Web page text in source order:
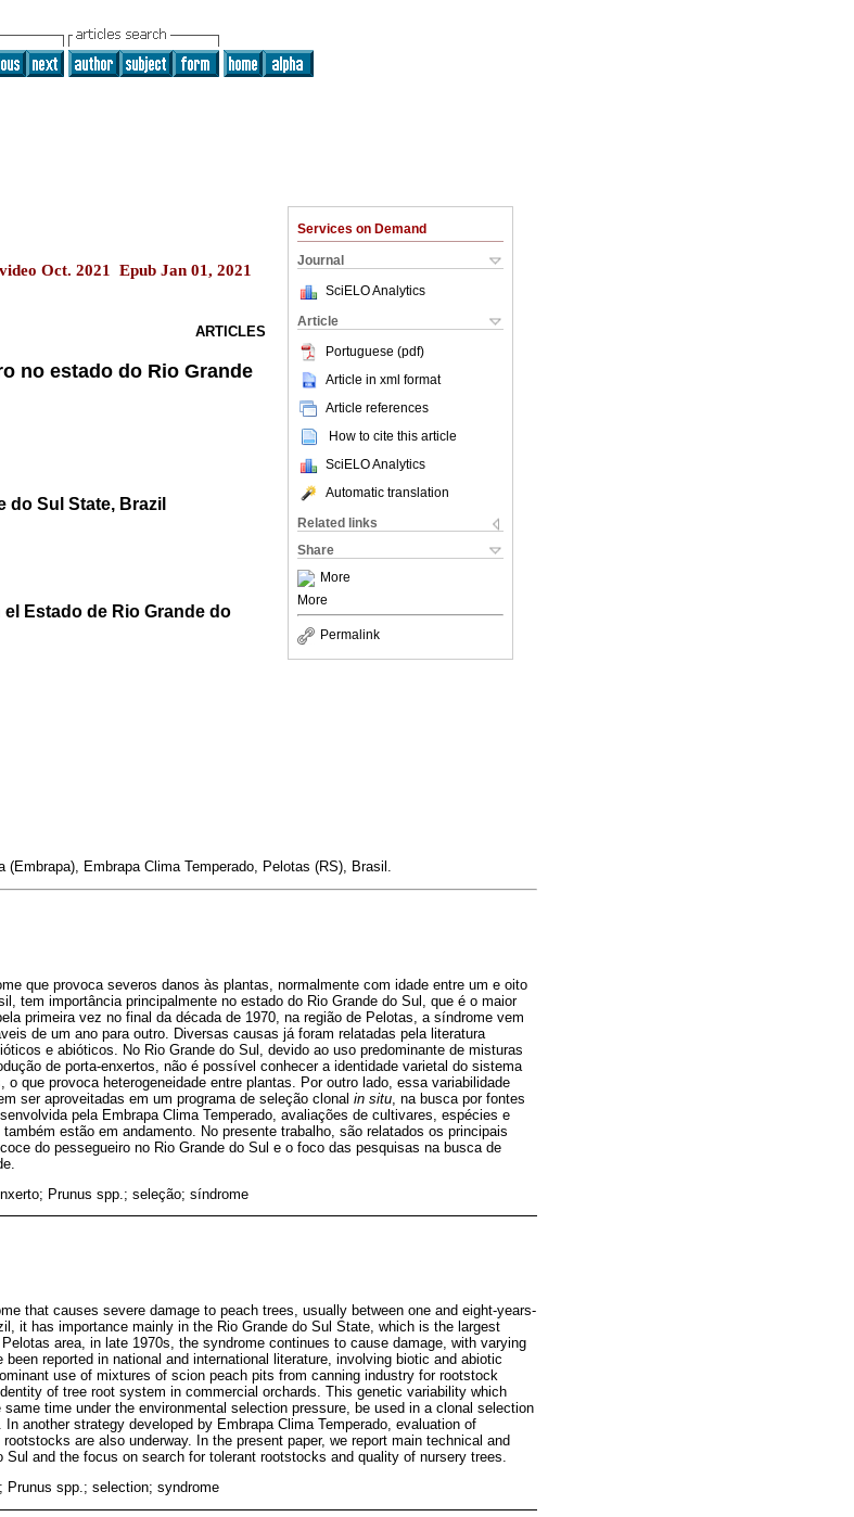
Services on Demand
Journal
SciELO Analytics
Article
Portuguese (pdf)
Article in xml format
Article references
How to cite this article
SciELO Analytics
Automatic translation
Related links
Share
More
More
Permalink
Oct. 2021 Epub Jan 01, 2021
ARTICLES
no estado do Rio Grande
do Sul State, Brazil
Estado de Rio Grande do
Embrapa Clima Temperado, Pelotas (RS), Brasil.
que provoca severos danos às plantas, normalmente com idade entre um e oito
tem importância principalmente no estado do Rio Grande do Sul, que é o maior
primeira vez no final da década de 1970, na região de Pelotas, a síndrome vem
de um ano para outro. Diversas causas já foram relatadas pela literatura
e abióticos. No Rio Grande do Sul, devido ao uso predominante de misturas
de porta-enxertos, não é possível conhecer a identidade varietal do sistema
que provoca heterogeneidade entre plantas. Por outro lado, essa variabilidade
ser aproveitadas em um programa de seleção clonal in situ , na busca por fontes
pela Embrapa Clima Temperado, avaliações de cultivares, espécies e
estão em andamento. No presente trabalho, são relatados os principais
do pessegueiro no Rio Grande do Sul e o foco das pesquisas na busca de
Prunus spp.; seleção; síndrome
that causes severe damage to peach trees, usually between one and eight-years-
it has importance mainly in the Rio Grande do Sul State, which is the largest
area, in late 1970s, the syndrome continues to cause damage, with varying
reported in national and international literature, involving biotic and abiotic
use of mixtures of scion peach pits from canning industry for rootstock
of tree root system in commercial orchards. This genetic variability which
time under the environmental selection pressure, be used in a clonal selection
another strategy developed by Embrapa Clima Temperado, evaluation of
are also underway. In the present paper, we report main technical and
and the focus on search for tolerant rootstocks and quality of nursery trees.
spp.; selection; syndrome